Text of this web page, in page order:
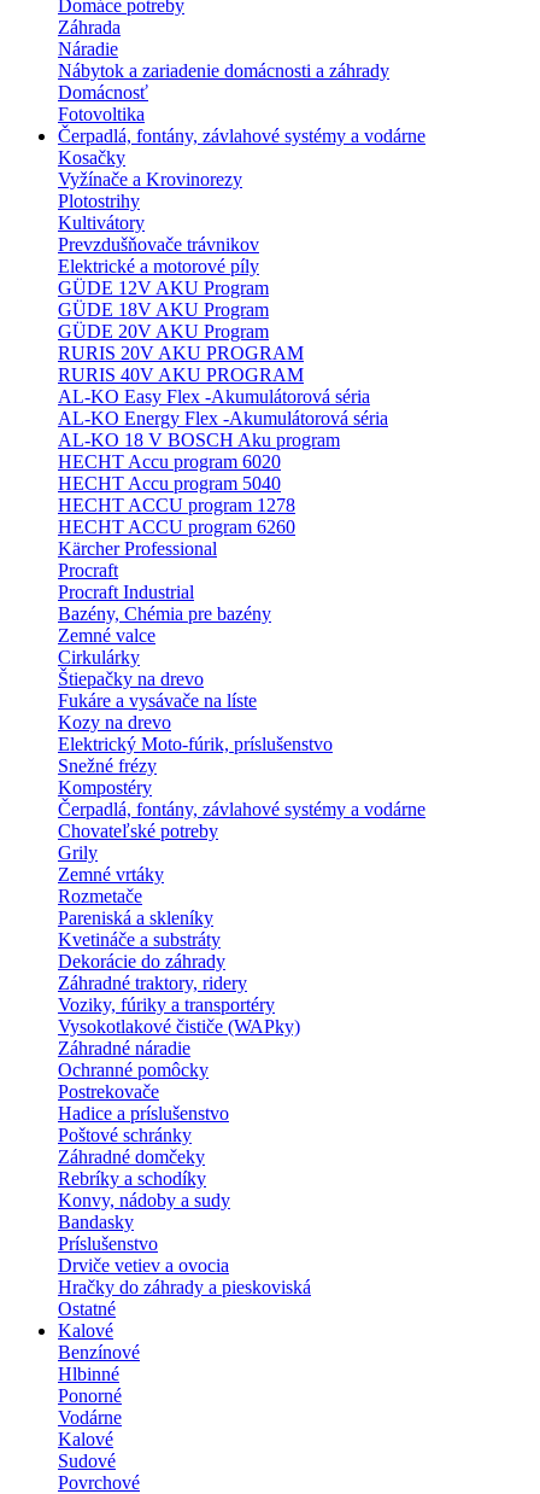
Domáce potreby
Záhrada
Náradie
Nábytok a zariadenie domácnosti a záhrady
Domácnosť
Fotovoltika
Čerpadlá, fontány, závlahové systémy a vodárne
Kosačky
Vyžínače a Krovinorezy
Plotostrihy
Kultivátory
Prevzdušňovače trávnikov
Elektrické a motorové píly
GÜDE 12V AKU Program
GÜDE 18V AKU Program
GÜDE 20V AKU Program
RURIS 20V AKU PROGRAM
RURIS 40V AKU PROGRAM
AL-KO Easy Flex -Akumulátorová séria
AL-KO Energy Flex -Akumulátorová séria
AL-KO 18 V BOSCH Aku program
HECHT Accu program 6020
HECHT Accu program 5040
HECHT ACCU program 1278
HECHT ACCU program 6260
Kärcher Professional
Procraft
Procraft Industrial
Bazény, Chémia pre bazény
Zemné valce
Cirkulárky
Štiepačky na drevo
Fukáre a vysávače na líste
Kozy na drevo
Elektrický Moto-fúrik, príslušenstvo
Snežné frézy
Kompostéry
Čerpadlá, fontány, závlahové systémy a vodárne
Chovateľské potreby
Grily
Zemné vrtáky
Rozmetače
Pareniská a skleníky
Kvetináče a substráty
Dekorácie do záhrady
Záhradné traktory, ridery
Voziky, fúriky a transportéry
Vysokotlakové čističe (WAPky)
Záhradné náradie
Ochranné pomôcky
Postrekovače
Hadice a príslušenstvo
Poštové schránky
Záhradné domčeky
Rebríky a schodíky
Konvy, nádoby a sudy
Bandasky
Príslušenstvo
Drviče vetiev a ovocia
Hračky do záhrady a pieskoviská
Ostatné
Kalové
Benzínové
Hlbinné
Ponorné
Vodárne
Kalové
Sudové
Povrchové